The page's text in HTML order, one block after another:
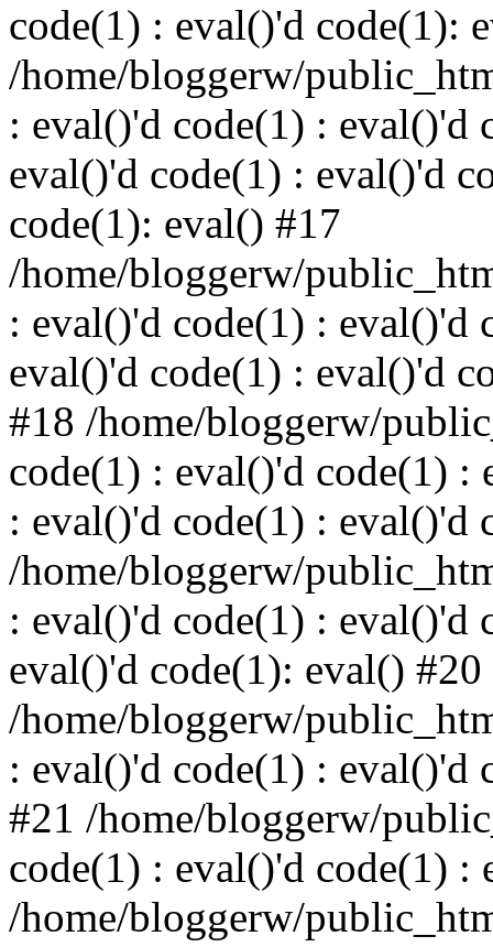
code(1) : eval()'d code(1):
/home/bloggerw/
: eval()'d code(1) : eval()'d
eval()'d code(1) : eval()'d
code(1): eval() #17
/home/bloggerw/
: eval()'d code(1) : eval()'d
eval()'d code(1) : eval()'d
#18 /home/bloggerw/
code(1) : eval()'d code(1) :
: eval()'d code(1) : eval()'d
/home/bloggerw/
: eval()'d code(1) : eval()'d
eval()'d code(1): eval() #20
/home/bloggerw/
: eval()'d code(1) : eval()'d
#21 /home/bloggerw/
code(1) : eval()'d code(1) :
/home/bloggerw/